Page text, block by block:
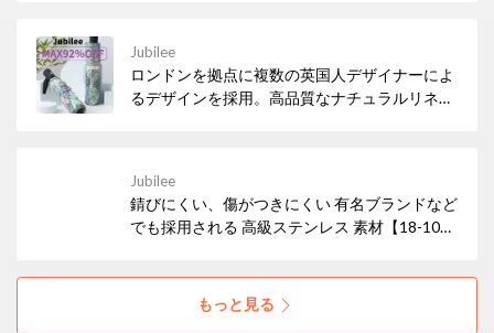
Jubilee
ロンドンを拠点に複数の英国人デザイナーによ
るデザインを採用。高品質なナチュラルリネン
Jubilee
錆びにくい、傷がつきにくい 有名ブランドなど
でも採用される 高級ステンレス 素材【18-10】
祝いなどのギフトやプレゼントにもおすすめで
もっと見る